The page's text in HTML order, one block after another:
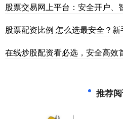
股票交易网上平台：安全开户、
股票配资比例 怎么选最安全？
在线炒股配资看必选，安全高效
推荐